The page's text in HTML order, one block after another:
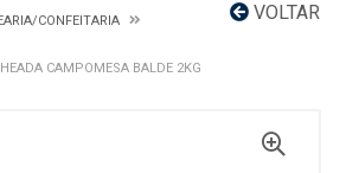
VOLTAR
CONFEITARIA
CAMPOMESA BALDE 2KG